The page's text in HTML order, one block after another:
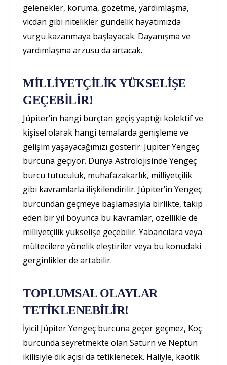
gelenekler, koruma, gözetme, yardımlaşma,
vicdan gibi nitelikler gündelik hayatımızda
vurgu kazanmaya başlayacak. Dayanışma ve
yardımlaşma arzusu da artacak.
MİLLİYETÇİLİK YÜKSELİŞE
GEÇEBİLİR!
Jüpiter’in hangi burçtan geçiş yaptığı kolektif ve
kişisel olarak hangi temalarda genişleme ve
gelişim yaşayacağımızı gösterir. Jüpiter Yengeç
burcuna geçiyor. Dünya Astrolojisinde Yengeç
burcu tutuculuk, muhafazakarlık, milliyetçilik
gibi kavramlarla ilişkilendirilir. Jüpiter’in Yengeç
burcundan geçmeye başlamasıyla birlikte, takip
eden bir yıl boyunca bu kavramlar, özellikle de
milliyetçilik yükselişe geçebilir. Yabancılara veya
mültecilere yönelik eleştiriler veya bu konudaki
gerginlikler de artabilir.
TOPLUMSAL OLAYLAR
TETİKLENEBİLİR!
İyicil Jüpiter Yengeç burcuna geçer geçmez, Koç
burcunda seyretmekte olan Satürn ve Neptün
ikilisiyle dik açısı da tetiklenecek. Haliyle, kaotik